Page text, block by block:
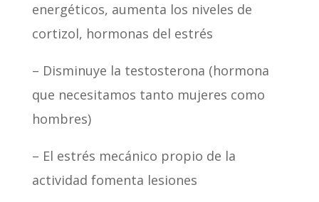
energéticos, aumenta los niveles de
cortizol, hormonas del estrés
– Disminuye la testosterona (hormona
que necesitamos tanto mujeres como
hombres)
– El estrés mecánico propio de la
actividad fomenta lesiones